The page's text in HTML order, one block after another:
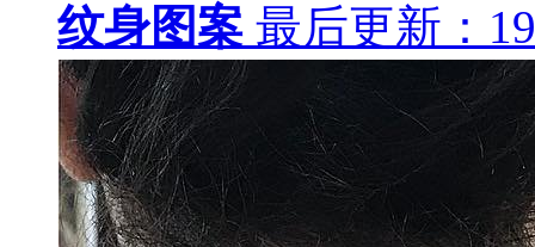
纹身图案 最后更新：